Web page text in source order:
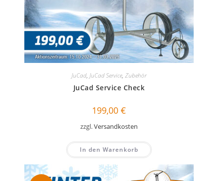
JuCad, JuCad Service, Zubehör
JuCad Service Check
199,00 €
zzgl.Versandkosten
In den Warenkorb